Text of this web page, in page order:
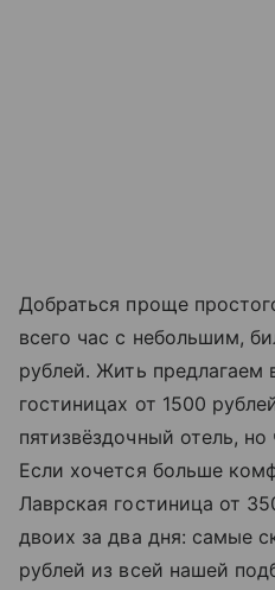
Добраться проще
всего час с небольшим,
рублей. Жить предлагаем
гостиницах от 1500
пятизвёздочный отель,
Если хочется больше
Лаврская гостиница от
двоих за два дня: самые
рублей из всей нашей